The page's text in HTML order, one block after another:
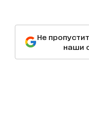
Не
наши